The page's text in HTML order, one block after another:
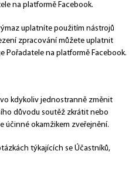
na platformě Facebook.
uplatníte použitím nástrojů
zpracování můžete uplatnit
Pořadatele na platformě Facebook.
kdykoliv jednostranně změnit
důvodu soutěž zkrátit nebo
účinné okamžikem zveřejnění.
týkajících se Účastníků,